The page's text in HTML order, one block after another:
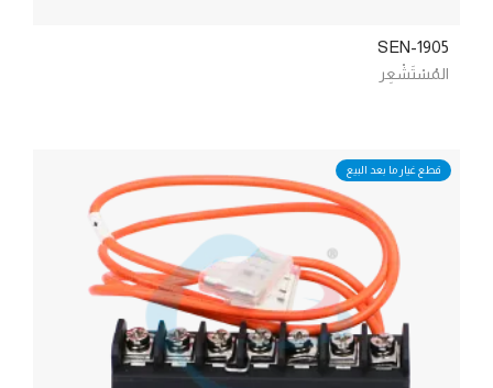
SEN-1905
المُسْتَشْعِر
قطع غيار ما بعد البيع